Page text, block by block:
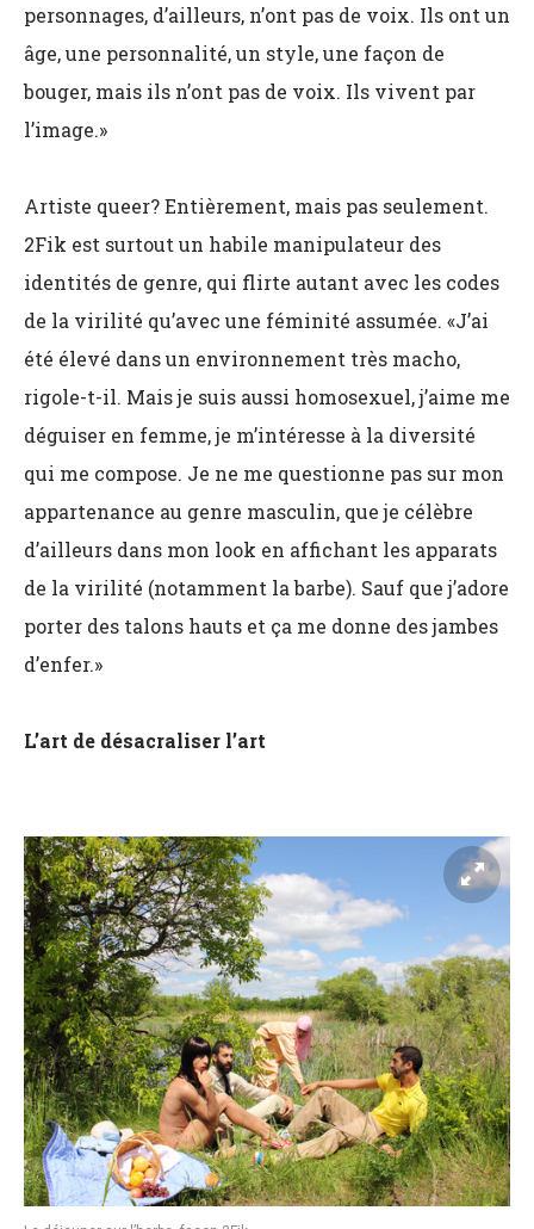
personnages, d’ailleurs, n’ont pas de voix. Ils ont un
âge, une personnalité, un style, une façon de
bouger, mais ils n’ont pas de voix. Ils vivent par
l’image.»
Artiste queer? Entièrement, mais pas seulement.
2Fik est surtout un habile manipulateur des
identités de genre, qui flirte autant avec les codes
de la virilité qu’avec une féminité assumée. «J’ai
été élevé dans un environnement très macho,
rigole-t-il. Mais je suis aussi homosexuel, j’aime me
déguiser en femme, je m’intéresse à la diversité
qui me compose. Je ne me questionne pas sur mon
appartenance au genre masculin, que je célèbre
d’ailleurs dans mon look en affichant les apparats
de la virilité (notamment la barbe). Sauf que j’adore
porter des talons hauts et ça me donne des jambes
d’enfer.»
L’art de désacraliser l’art